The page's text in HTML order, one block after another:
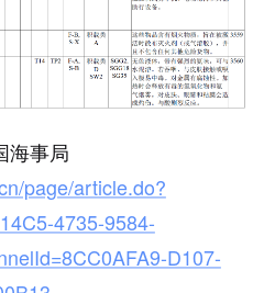
海事局
page/article.do?
4735-9584-
D107-